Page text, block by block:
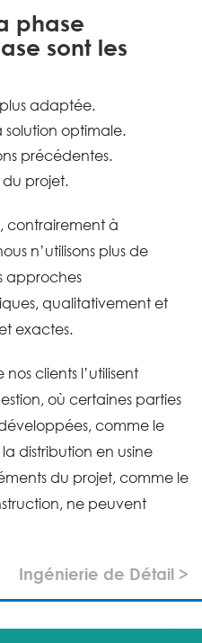
phase
sont les
plus adaptée.
solution optimale.
précédentes.
projet.
contrairement à
n’utilisons plus de
approches
qualitativement et
exactes.
clients l’utilisent
où certaines parties
comme le
distribution en usine
du projet, comme le
ne peuvent
Ingénierie de Détail >